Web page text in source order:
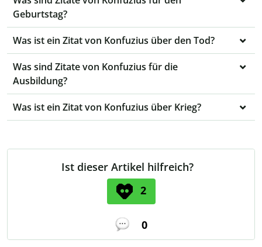
Geburtstag?
Was ist ein Zitat von Konfuzius über den Tod?
Was sind Zitate von Konfuzius für die
Ausbildung?
Was ist ein Zitat von Konfuzius über Krieg?
Ist dieser Artikel hilfreich?
2
0